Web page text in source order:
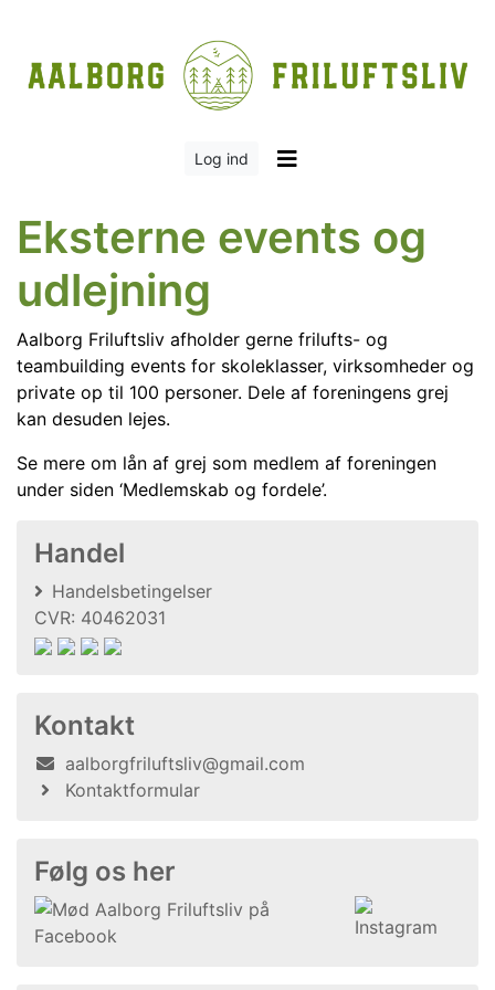
Log ind
Eksterne events og
udlejning
Aalborg Friluftsliv afholder gerne frilufts- og
teambuilding events for skoleklasser, virksomheder og
private op til 100 personer. Dele af foreningens grej
kan desuden lejes.
Se mere om lån af grej som medlem af foreningen
under siden ‘Medlemskab og fordele’.
Handel
Handelsbetingelser
CVR: 40462031
Kontakt
aalborgfriluftsliv@gmail.com
Kontaktformular
Følg os her